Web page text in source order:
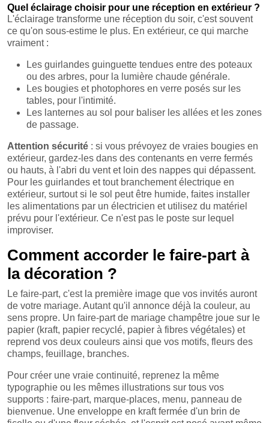
Quel éclairage choisir pour une réception en extérieur ?
L'éclairage transforme une réception du soir, c'est souvent
ce qu'on sous-estime le plus. En extérieur, ce qui marche
vraiment :
Les guirlandes guinguette tendues entre des poteaux
ou des arbres, pour la lumière chaude générale.
Les bougies et photophores en verre posés sur les
tables, pour l'intimité.
Les lanternes au sol pour baliser les allées et les zones
de passage.
Attention sécurité : si vous prévoyez de vraies bougies en
extérieur, gardez-les dans des contenants en verre fermés
ou hauts, à l'abri du vent et loin des nappes qui dépassent.
Pour les guirlandes et tout branchement électrique en
extérieur, surtout si le sol peut être humide, faites installer
les alimentations par un électricien et utilisez du matériel
prévu pour l'extérieur. Ce n'est pas le poste sur lequel
improviser.
Comment accorder le faire-part à
la décoration ?
Le faire-part, c'est la première image que vos invités auront
de votre mariage. Autant qu'il annonce déjà la couleur, au
sens propre. Un faire-part de mariage champêtre joue sur le
papier (kraft, papier recyclé, papier à fibres végétales) et
reprend vos deux couleurs ainsi que vos motifs, fleurs des
champs, feuillage, branches.
Pour créer une vraie continuité, reprenez la même
typographie ou les mêmes illustrations sur tous vos
supports : faire-part, marque-places, menu, panneau de
bienvenue. Une enveloppe en kraft fermée d'un brin de